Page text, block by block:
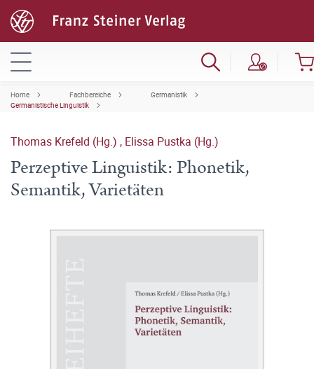
Home Fachbereiche
Germanistik
Germanistische Linguistik
Thomas Krefeld (Hg.) , Elissa Pustka (Hg.)
Perzeptive Linguistik: Phonetik,
Semantik, Varietäten